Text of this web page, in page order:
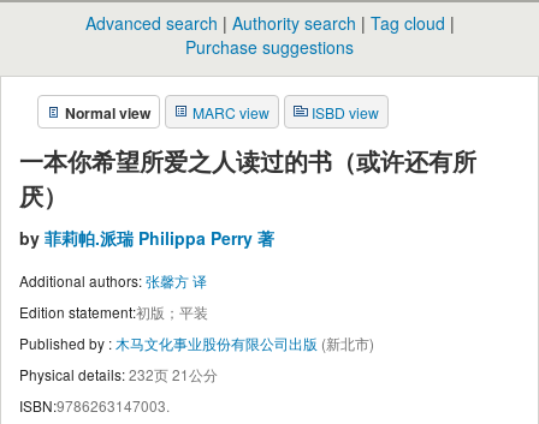
目
录
Advanced search Authority search
Tag cloud
Purchase suggestions
Normal view MARC view ISBD view
一本你希望所爱之人读过的书（或许还有所
厌）
by 菲莉帕.派瑞 Philippa Perry 著
Additional authors:张馨方 译
Edition statement:初版；平装
Published by : 木马文化事业股份有限公司出版 (新北市)
Physical details:232页 21公分
ISBN:9786263147003.